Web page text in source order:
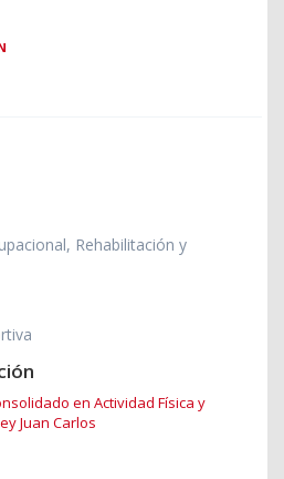
Rehabilitación y
en Actividad Física y
Juan Carlos